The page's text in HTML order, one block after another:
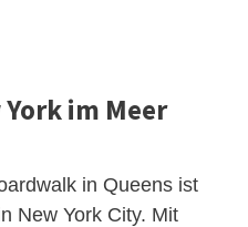
im Meer
in Queens ist
New York City. Mit